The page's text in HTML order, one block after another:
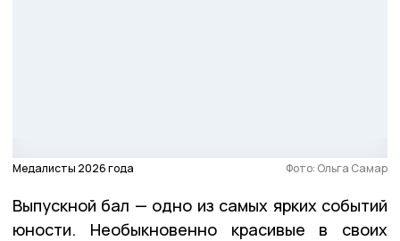
Медалисты 2026 года Фото: Ольга Самар
Выпускной бал — одно из самых ярких событий
юности. Необыкновенно красивые в своих